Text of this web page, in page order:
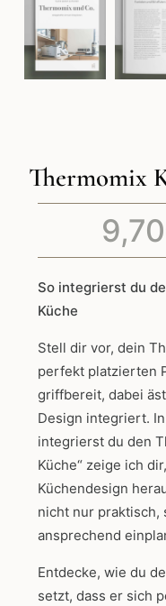
Thermomix
9,70
So integrierst du
Küche
Stell dir vor, dein
perfekt platzierten
griffbereit, dabei
Design integriert.
integrierst du den
Küche“ zeige ich
Küchendesign
nicht nur praktisch,
ansprechend
Entdecke, wie du
setzt, dass er sich